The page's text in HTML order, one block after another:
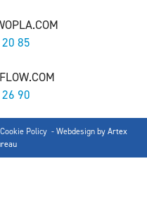
85
90
Cookie Policy - Webdesign byArtex